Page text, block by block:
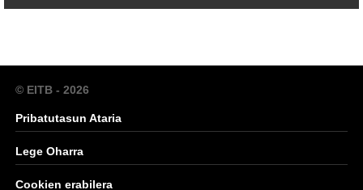
© EITB - 2026
Pribatutasun Ataria
Lege Oharra
Cookien erabilera